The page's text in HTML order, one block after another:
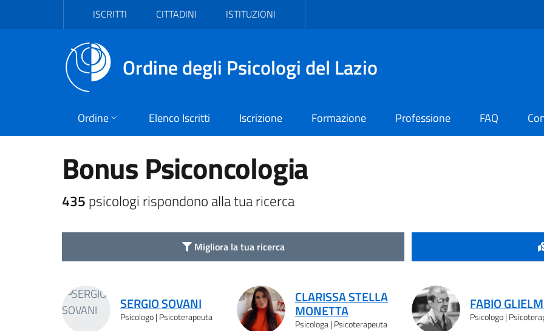
Vai al contenuto principale
ISCRITTI CITTADINI ISTITUZIONI
Ordine degli Psicologi del Lazio
Ordine Elenco Iscritti Iscrizione Formazione Professione FAQ
Bonus Psiconcologia
435 psicologi rispondono alla tua ricerca
Migliora la tua ricerca
Elenco psicologi trovati
SERGIO SOVANI
Psicologo | Psicoterapeuta
CLARISSA STELLA
MONETTA
Psicologa | Psicoterapeuta
FABIO
Psicologo |